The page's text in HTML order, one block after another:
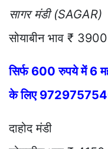
सागर मंडी (SAGAR)
सोयाबीन भाव ₹
सिर्फ 600 रुपये में 6
के लिए
दाहोद मंडी